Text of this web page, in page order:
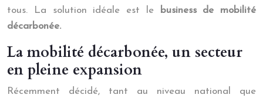
tous. La solution idéale est le
business de mobilité
décarbonée.
La mobilité décarbonée, un secteur
en pleine expansion
Récemment décidé, tant au niveau national que